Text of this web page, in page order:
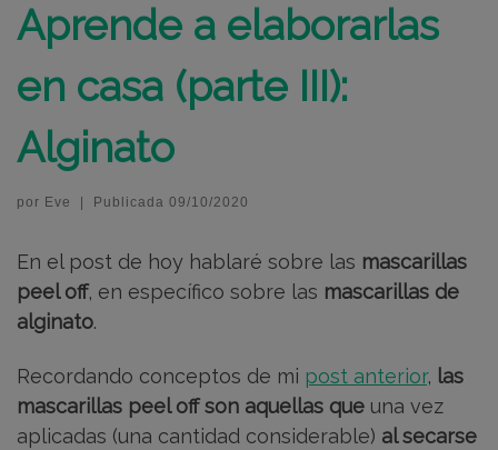
Aprende a elaborarlas
en casa (parte III):
Alginato
por Eve | Publicada 09/10/2020
En el post de hoy hablaré sobre las mascarillas
peel off, en específico sobre las mascarillas de
alginato.
Recordando conceptos de mi post anterior, las
mascarillas peel off son aquellas que una vez
aplicadas (una cantidad considerable) al secarse